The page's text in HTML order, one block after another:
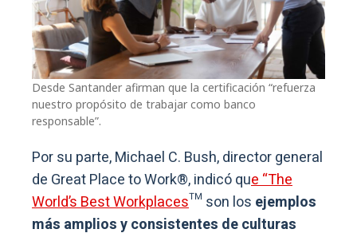
Desde Santander afirman que la certificación “refuerza
nuestro propósito de trabajar como banco
responsable”.
Por su parte, Michael C. Bush, director general
de Great Place to Work®, indicó que “The
World’s Best Workplaces™ son los ejemplos
más amplios y consistentes de culturas